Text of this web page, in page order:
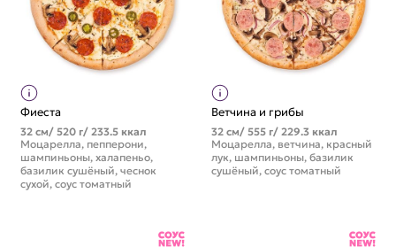
Фиеста
32 см/ 520 г/ 233.5 ккал
Моцарелла, пепперони,
шампиньоны, халапеньо,
базилик сушёный, чеснок
сухой, соус томатный
Ветчина и грибы
32 см/ 555 г/ 229.3 ккал
Моцарелла, ветчина, красный
лук, шампиньоны, базилик
сушёный, соус томатный